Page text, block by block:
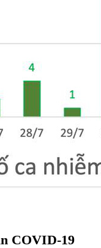
COVID-19